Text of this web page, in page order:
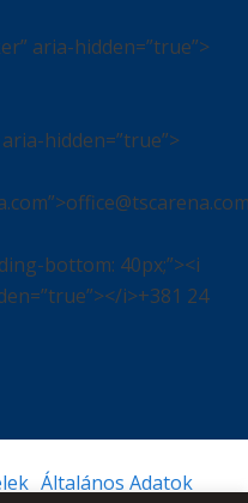
aria-hidden=”true”>
hidden=”true”>
bottom: 40px;”><i
i>+381 24
Általános Adatok